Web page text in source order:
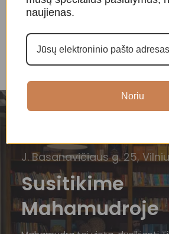
J. Basanavičiaus g. 25,
Susitikime
Mahamudroje
naujienas.
Noriu